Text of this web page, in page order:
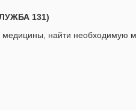
131)
найти необходимую